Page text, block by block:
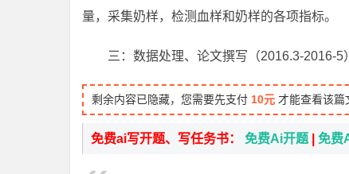
量，采集奶样，检测血样和奶样的各项指标。
三：数据处理、论文撰写（2016.3-2016-5
剩余内容已隐藏，您需要先支付 10元 才能查看该篇
免费ai写开题、写任务书： 免费Ai开题 免费